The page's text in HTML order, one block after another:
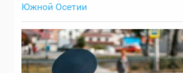
Южной Осетии